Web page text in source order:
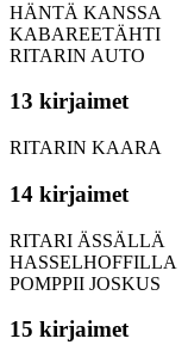
HÄNTÄ KANSSA
KABAREETÄHTI
RITARIN AUTO
13 kirjaimet
RITARIN KAARA
14 kirjaimet
RITARI ÄSSÄLLÄ
HASSELHOFFILLA
POMPPII JOSKUS
15 kirjaimet